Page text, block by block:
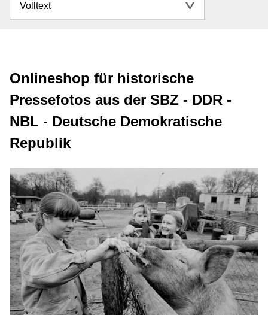
Volltext
Onlineshop für historische
Pressefotos aus der SBZ - DDR -
NBL - Deutsche Demokratische
Republik